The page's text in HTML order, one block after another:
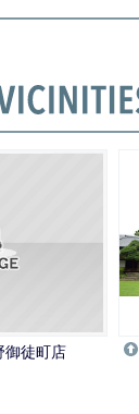
御徒町店